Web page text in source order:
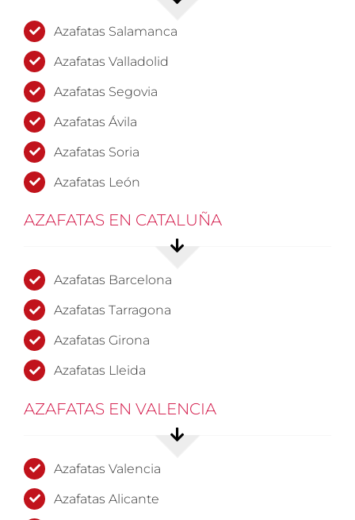
Azafatas Salamanca
Azafatas Valladolid
Azafatas Segovia
Azafatas Ávila
Azafatas Soria
Azafatas León
AZAFATAS EN CATALUÑA
Azafatas Barcelona
Azafatas Tarragona
Azafatas Girona
Azafatas Lleida
AZAFATAS EN VALENCIA
Azafatas Valencia
Azafatas Alicante